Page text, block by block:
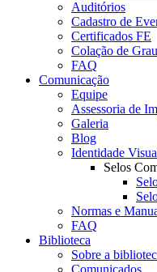
Auditórios
Cadastro de
Certificados FE
Colação de Grau
FAQ
Comunicação
Equipe
Assessoria de
Galeria
Blog
Identidade
Selos
Normas e
FAQ
Biblioteca
Sobre a
Comunicados